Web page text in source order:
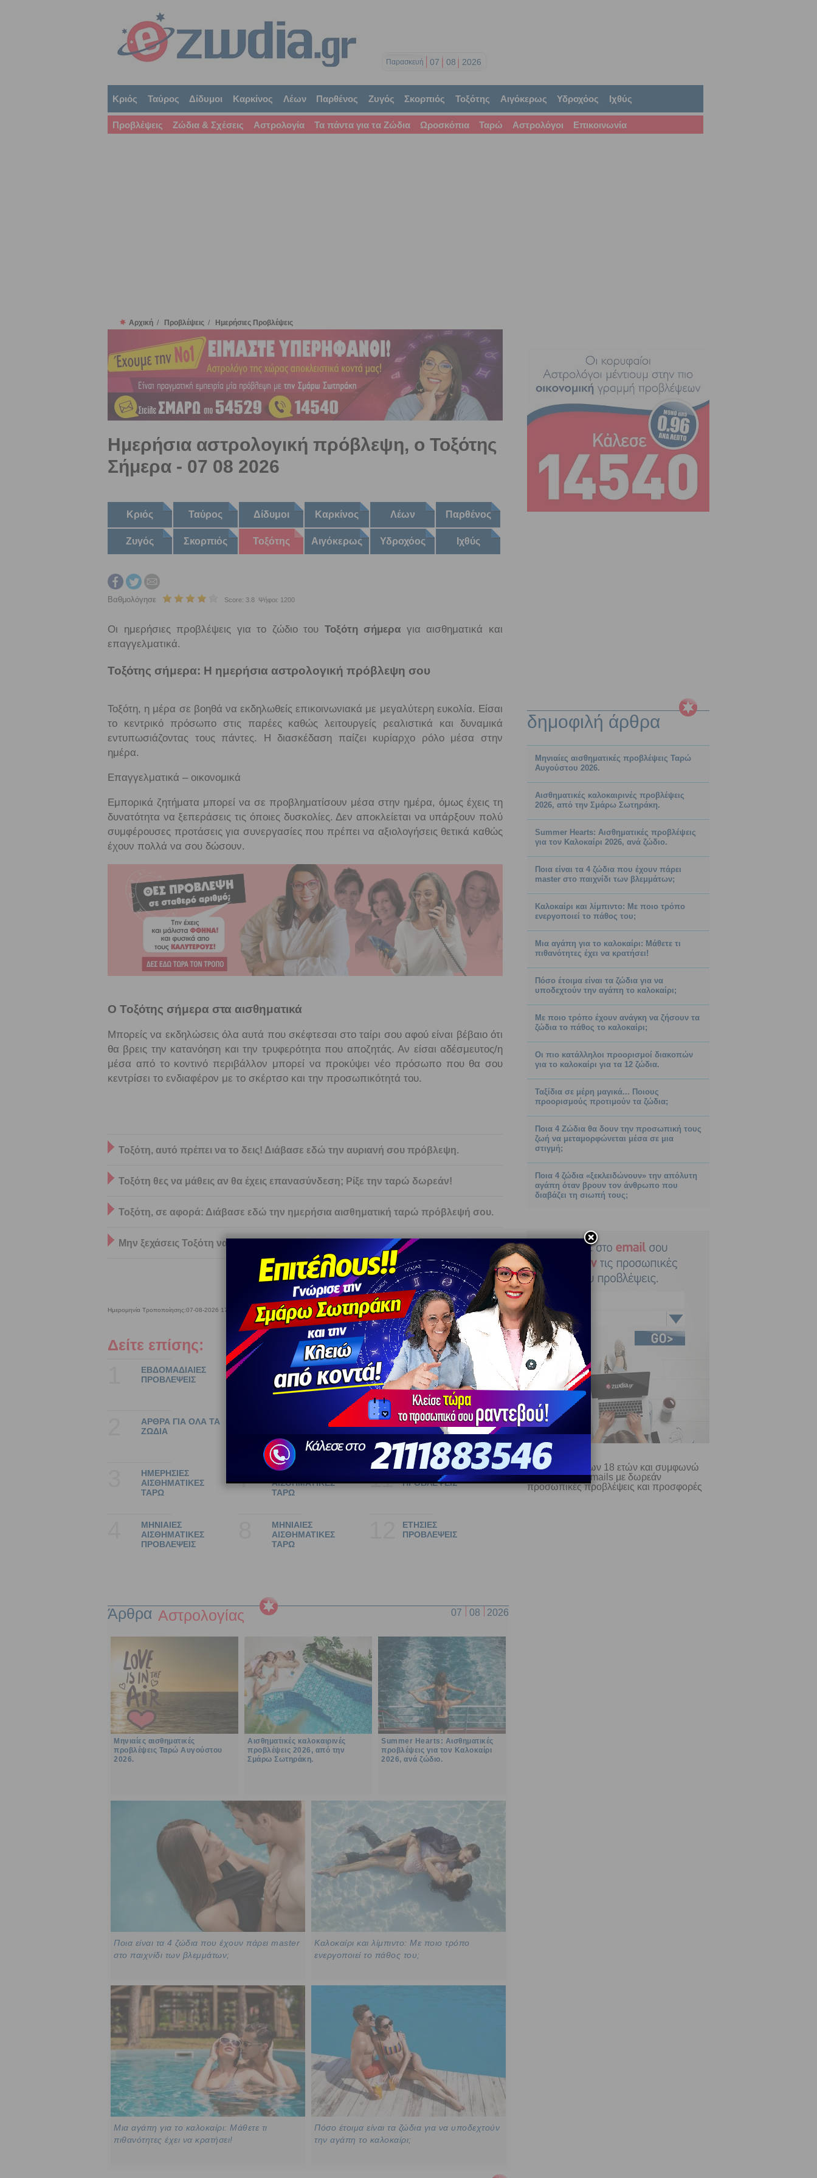
Παρασκευή 07 08 2026
Κριός Ταύρος Δίδυμοι Καρκίνος Λέων Παρθένος Ζυγός Σκορπιός Τοξότης Αιγόκερως Υδροχόος Ιχθύς
Προβλέψεις Ζώδια & Σχέσεις Αστρολογία Τα πάντα για τα Ζώδια Ωροσκόπια Ταρώ Αστρολόγοι Επικοινωνία
Αρχική / Προβλέψεις / Ημερήσιες Προβλέψεις
Ημερήσια αστρολογική πρόβλεψη, ο Τοξότης
Σήμερα - 07 08 2026
Κριός Ταύρος Δίδυμοι Καρκίνος Λέων Παρθένος
Ζυγός Σκορπιός Τοξότης Αιγόκερως Υδροχόος Ιχθύς
Βαθμολόγησε Score: 3.8 Ψήφοι: 1200
Οι ημερήσιες προβλέψεις για το ζώδιο του Τοξότη σήμερα για αισθηματικά και
επαγγελματικά.
Τοξότης σήμερα: Η ημερήσια αστρολογική πρόβλεψη σου
Τοξότη, η μέρα σε βοηθά να εκδηλωθείς επικοινωνιακά με μεγαλύτερη ευκολία. Είσαι
το κεντρικό πρόσωπο στις παρέες καθώς λειτουργείς ρεαλιστικά και δυναμικά
εντυπωσιάζοντας τους πάντες. Η διασκέδαση παίζει κυρίαρχο ρόλο μέσα στην
ημέρα.
Επαγγελματικά – οικονομικά
Εμπορικά ζητήματα μπορεί να σε προβληματίσουν μέσα στην ημέρα, όμως έχεις τη
δυνατότητα να ξεπεράσεις τις όποιες δυσκολίες. Δεν αποκλείεται να υπάρξουν πολύ
συμφέρουσες προτάσεις για συνεργασίες που πρέπει να αξιολογήσεις θετικά καθώς
έχουν πολλά να σου δώσουν.
Ο Τοξότης σήμερα στα αισθηματικά
Μπορείς να εκδηλώσεις όλα αυτά που σκέφτεσαι στο ταίρι σου αφού είναι βέβαιο ότι
θα βρεις την κατανόηση και την τρυφερότητα που αποζητάς. Αν είσαι αδέσμευτος/η
μέσα από το κοντινό περιβάλλον μπορεί να προκύψει νέο πρόσωπο που θα σου
κεντρίσει το ενδιαφέρον με το σκέρτσο και την προσωπικότητά του.
Τοξότη, αυτό πρέπει να το δεις! Διάβασε εδώ την αυριανή σου πρόβλεψη.
Τοξότη θες να μάθεις αν θα έχεις επανασύνδεση; Ρίξε την ταρώ δωρεάν!
Τοξότη, σε αφορά: Διάβασε εδώ την ημερήσια αισθηματική ταρώ πρόβλεψή σου.
Μην ξεχάσεις Τοξότη να διαβάσεις εδώ την εβδομαδιαία σου πρόβλεψη.
Ημερομηνία Τροποποίησης:07-08-2026 17:28:30
Δείτε επίσης:
ΕΒΔΟΜΑΔΙΑΙΕΣ
ΠΡΟΒΛΕΨΕΙΣ
5
ΕΤΗΣΙΕΣ
ΑΙΣΘΗΜΑΤΙΚΕΣ
ΠΡΟΒΛΕΨΕΙΣ
9
ΑΡΘΡΑ ΓΙΑ ΣΧΕΣΕΙΣ
ΚΑΙ ΕΡΩΤΑ
ΑΡΘΡΑ ΓΙΑ ΟΛΑ ΤΑ
ΖΩΔΙΑ
ΑΣΤΡΟΛΟΓΙΚΟΣ
10
ΡΙΞΕ ΤΙΣ ΚΑΡΤΕΣ
ΗΜΕΡΗΣΙΕΣ
ΑΙΣΘΗΜΑΤΙΚΕΣ
ΤΑΡΩ
7
ΕΒΔΟΜΑΔΙΑΙΕΣ
ΑΙΣΘΗΜΑΤΙΚΕΣ
ΤΑΡΩ
11
ΜΗΝΙΑΙΕΣ
ΠΡΟΒΛΕΨΕΙΣ
ΜΗΝΙΑΙΕΣ
ΑΙΣΘΗΜΑΤΙΚΕΣ
ΠΡΟΒΛΕΨΕΙΣ
ΜΗΝΙΑΙΕΣ
ΑΙΣΘΗΜΑΤΙΚΕΣ
ΤΑΡΩ
ΕΤΗΣΙΕΣ
ΠΡΟΒΛΕΨΕΙΣ
Άρθρα Αστρολογίας 07 08 2026
Μηνιαίες αισθηματικές
προβλέψεις Ταρώ Αυγούστου
2026.
Αισθηματικές καλοκαιρινές
προβλέψεις 2026, από την
Σμάρω Σωτηράκη.
Summer Hearts: Αισθηματικές
προβλέψεις για τον Καλοκαίρι
2026, ανά ζώδιο.
Ποια είναι τα 4 ζώδια που έχουν πάρει master
στο παιχνίδι των βλεμμάτων;
Καλοκαίρι και λίμπιντο: Με ποιο τρόπο
ενεργοποιεί το πάθος του;
Μια αγάπη για το καλοκαίρι: Μάθετε τι
πιθανότητες έχει να κρατήσει!
Πόσο έτοιμα είναι τα ζώδια για να υποδεχτούν
την αγάπη το καλοκαίρι;
δημοφιλή άρθρα
Μηνιαίες αισθηματικές προβλέψεις Ταρώ
Αυγούστου 2026.
Αισθηματικές καλοκαιρινές προβλέψεις
2026, από την Σμάρω Σωτηράκη.
Summer Hearts: Αισθηματικές προβλέψεις
για τον Καλοκαίρι 2026, ανά ζώδιο.
Ποια είναι τα 4 ζώδια που έχουν πάρει
master στο παιχνίδι των βλεμμάτων;
Καλοκαίρι και λίμπιντο: Με ποιο τρόπο
ενεργοποιεί το πάθος του;
Μια αγάπη για το καλοκαίρι: Μάθετε τι
πιθανότητες έχει να κρατήσει!
Πόσο έτοιμα είναι τα ζώδια για να
υποδεχτούν την αγάπη το καλοκαίρι;
Με ποιο τρόπο έχουν ανάγκη να ζήσουν τα
ζώδια το πάθος το καλοκαίρι;
Οι πιο κατάλληλοι προορισμοί διακοπών
για το καλοκαίρι για τα 12 ζώδια.
Ταξίδια σε μέρη μαγικά... Ποιους
προορισμούς προτιμούν τα ζώδια;
Ποια 4 Ζώδια θα δουν την προσωπική τους
ζωή να μεταμορφώνεται μέσα σε μια
στιγμή;
Ποια 4 ζώδια «ξεκλειδώνουν» την απόλυτη
αγάπη όταν βρουν τον άνθρωπο που
διαβάζει τη σιωπή τους;
Τοξότης
Είμαι άνω των 18 ετών και συμφωνώ
να λαμβάνω e-mails με δωρεάν
προσωπικές προβλέψεις και προσφορές